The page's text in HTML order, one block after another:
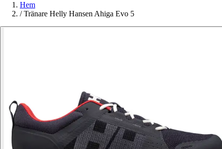
Hem
/ Tränare Helly Hansen Ahiga Evo 5